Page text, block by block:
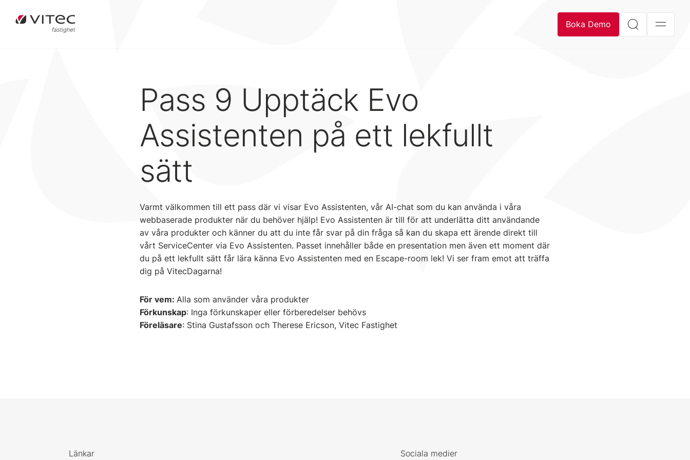
Boka Demo
Pass 9 Upptäck Evo
Assistenten på ett lekfullt
sätt
Varmt välkommen till ett pass där vi visar Evo Assistenten, vår AI-chat som du kan använda i våra
webbaserade produkter när du behöver hjälp! Evo Assistenten är till för att underlätta ditt användande
av våra produkter och känner du att du inte får svar på din fråga så kan du skapa ett ärende direkt till
vårt ServiceCenter via Evo Assistenten. Passet innehåller både en presentation men även ett moment där
du på ett lekfullt sätt får lära känna Evo Assistenten med en Escape-room lek! Vi ser fram emot att träffa
dig på VitecDagarna!
För vem: Alla som använder våra produkter
Förkunskap: Inga förkunskaper eller förberedelser behövs
Föreläsare: Stina Gustafsson och Therese Ericson, Vitec Fastighet
Länkar Sociala medier